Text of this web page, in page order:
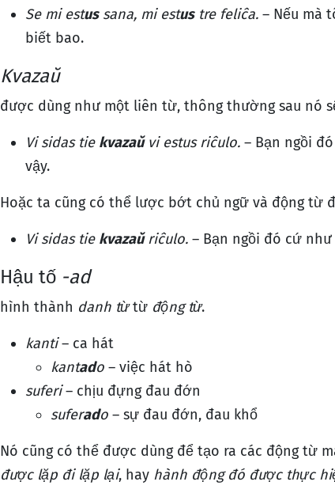
Se mi estussana, mi estustre feliĉa. – Nếu mà
biết bao.
Kvazaŭ
được dùng như một liên từ, thông thường sau nó
Vi sidas tie kvazaŭvi estus riĉulo. – Bạn ngồi
vậy.
Hoặc ta cũng có thể lược bớt chủ ngữ và động từ
Vi sidas tie kvazaŭriĉulo. – Bạn ngồi đó cứ
Hậu tố -ad
hình thành danh từtừ động từ.
kanti– ca hát
kantado – việc hát hò
suferi– chịu đựng đau đớn
suferado – sự đau đớn, đau khổ
Nó cũng có thể được dùng để tạo ra các động từ
được lặp đi lặp lại, hay hành động đó được thực